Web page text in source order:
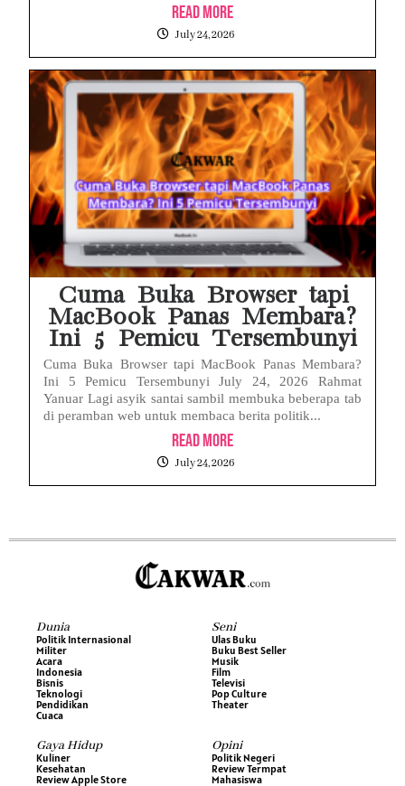
Read More
July 24, 2026
Cuma Buka Browser tapi
MacBook Panas Membara?
Ini 5 Pemicu Tersembunyi
Cuma Buka Browser tapi MacBook Panas Membara?
Ini 5 Pemicu Tersembunyi July 24, 2026 Rahmat
Yanuar Lagi asyik santai sambil membuka beberapa tab
di peramban web untuk membaca berita politik...
Read More
July 24, 2026
Dunia
Politik Internasional
Militer
Acara
Indonesia
Bisnis
Teknologi
Pendidikan
Cuaca
Seni
Ulas Buku
Buku Best Seller
Musik
Film
Televisi
Pop Culture
Theater
Gaya Hidup
Kuliner
Kesehatan
Review Apple Store
Opini
Politik Negeri
Review Termpat
Mahasiswa